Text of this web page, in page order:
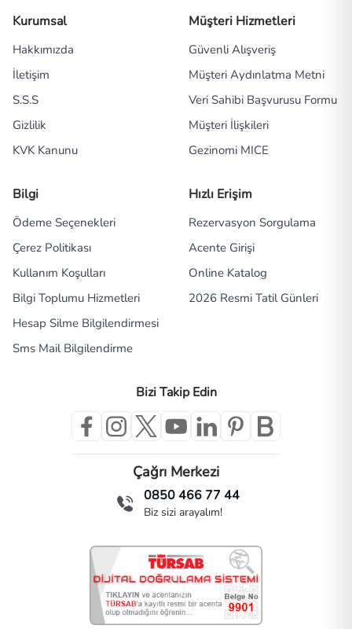
Kurumsal
Hakkımızda
İletişim
S.S.S
Gizlilik
KVK Kanunu
Müşteri Hizmetleri
Güvenli Alışveriş
Müşteri Aydınlatma Metni
Veri Sahibi Başvurusu Formu
Müşteri İlişkileri
Gezinomi MICE
Bilgi
Ödeme Seçenekleri
Çerez Politikası
Kullanım Koşulları
Bilgi Toplumu Hizmetleri
Hesap Silme Bilgilendirmesi
Sms Mail Bilgilendirme
Hızlı Erişim
Rezervasyon Sorgulama
Acente Girişi
Online Katalog
2026 Resmi Tatil Günleri
Bizi Takip Edin
Çağrı Merkezi
0850 466 77 44
Biz sizi arayalım!